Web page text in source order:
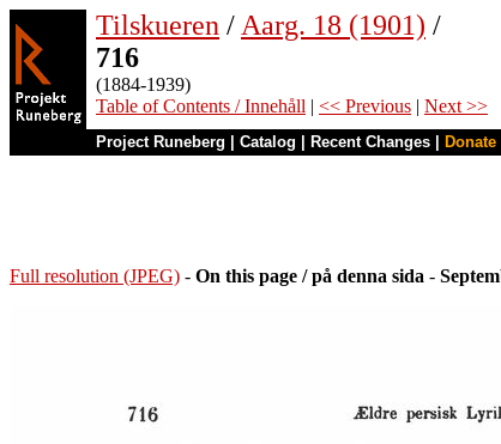
Tilskueren / Aarg. 18 (1901) /
716
(1884-1939)
Table of Contents / Innehåll | << Previous | Next >>
Project Runeberg Catalog Recent Changes Donate
Full resolution (JPEG) - On this page / på denna sida -